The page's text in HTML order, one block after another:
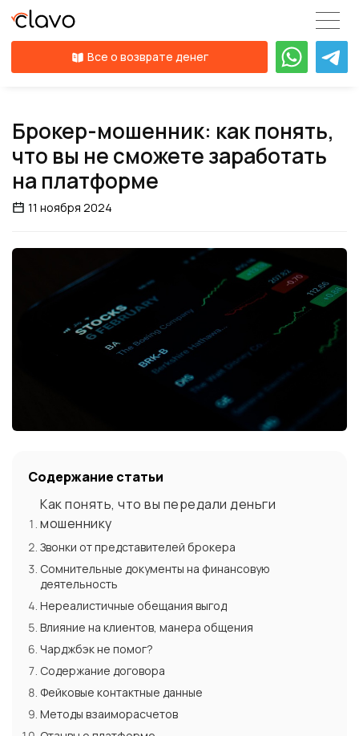
Все о возврате денег
Брокер-мошенник: как понять,
что вы не сможете заработать
на платформе
11 ноября 2024
Содержание статьи
Как понять, что вы передали деньги
мошеннику
Звонки от представителей брокера
Сомнительные документы на финансовую
деятельность
Нереалистичные обещания выгод
Влияние на клиентов, манера общения
Чарджбэк не помог?
Содержание договора
Фейковые контактные данные
Методы взаиморасчетов